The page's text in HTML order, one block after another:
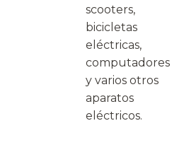
scooters,
bicicletas
eléctricas,
computadores
y varios otros
aparatos
eléctricos.